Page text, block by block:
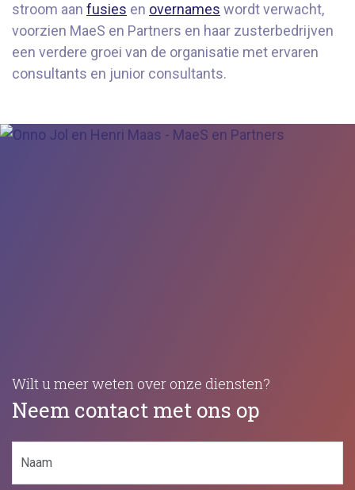
stroom aan fusies en overnames wordt verwacht,
voorzien MaeS en Partners en haar zusterbedrijven
een verdere groei van de organisatie met ervaren
consultants en junior consultants.
Wilt u meer weten over onze diensten?
Neem contact met ons op
(Vereist)